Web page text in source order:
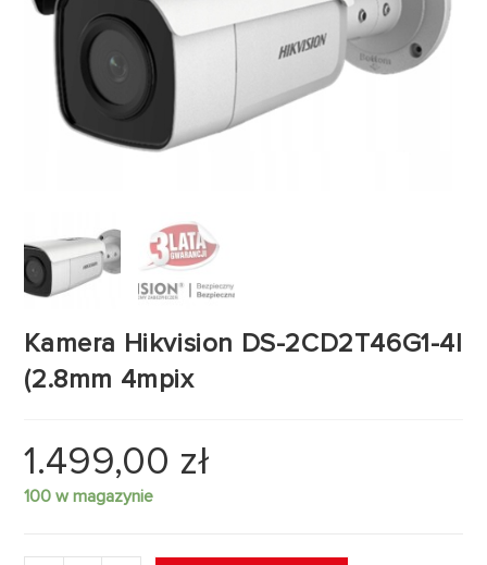
Kamera Hikvision DS-2CD2T46G1-4I
(2.8mm 4mpix
1.499,00 zł
100 w magazynie